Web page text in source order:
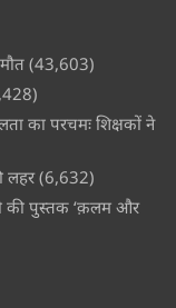
(43,603)
का परचमः शिक्षकों ने
लहर (6,632)
की पुस्तक ‘क़लम और